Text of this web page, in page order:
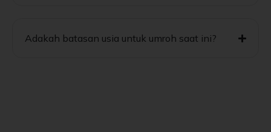
Adakah batasan usia untuk umroh saat ini?